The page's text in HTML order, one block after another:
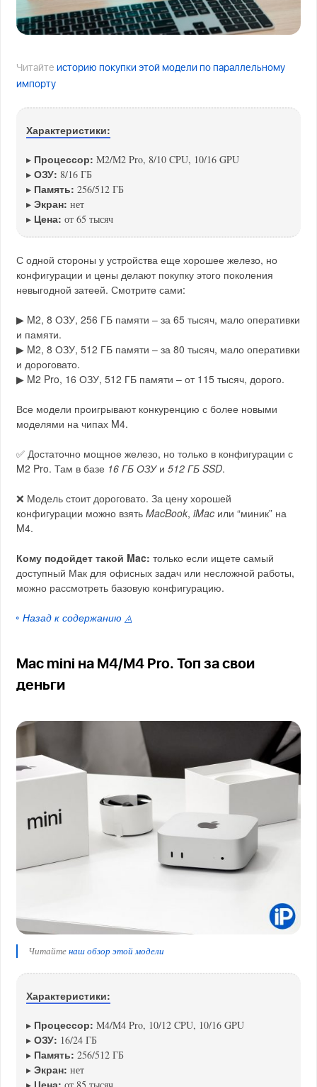
Читайтеисторию покупки этой модели по параллельному
импорту
Характеристики:
▸ Процессор: M2/M2 Pro, 8/10 CPU, 10/16 GPU
▸ОЗУ: 8/16 ГБ
▸ Память: 256/512 ГБ
▸Экран: нет
▸ Цена: от 65 тысяч
С одной стороны у устройства еще хорошее железо, но
конфигурации и цены делают покупку этого поколения
невыгодной затеей. Смотрите сами:
▶ M2, 8 ОЗУ, 256 ГБ памяти – за 65 тысяч, мало оперативки
и памяти.
▶ M2, 8 ОЗУ, 512 ГБ памяти – за 80 тысяч, мало оперативки
и дороговато.
▶ M2 Pro, 16 ОЗУ, 512 ГБ памяти – от 115 тысяч, дорого.
Все модели проигрывают конкуренцию с более новыми
моделями на чипах M4.
✅ Достаточно мощное железо, но только в конфигурации с
M2 Pro. Там в базе 16 ГБ ОЗУи512 ГБ SSD.
❌ Модель стоит дороговато. За цену хорошей
конфигурации можно взятьMacBook,iMac или “миник” на
M4.
Кому подойдет такой Mac: только если ищете самый
доступный Мак для офисных задач или несложной работы,
можно рассмотреть базовую конфигурацию.
◦ Назад к содержанию ◬
Mac mini на M4/M4 Pro. Топ за свои
деньги
Читайтенаш обзор этой модели
Характеристики:
▸ Процессор: M4/M4 Pro, 10/12 CPU, 10/16 GPU
▸ОЗУ: 16/24 ГБ
▸ Память: 256/512 ГБ
▸Экран: нет